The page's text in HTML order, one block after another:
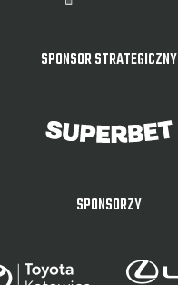
SPONSOR STRATEGICZNY
SPONSORZY